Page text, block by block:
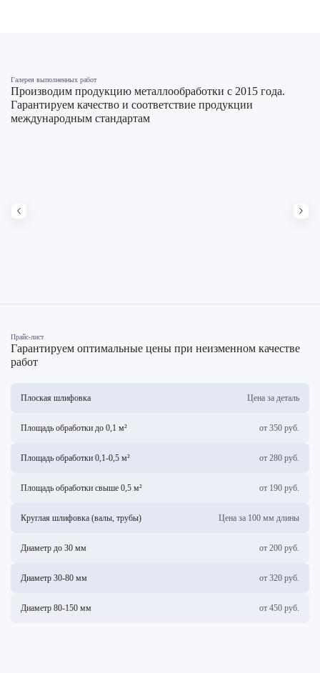
Галерея выполненных работ
Производим продукцию металлообработки с 2015 года.
Гарантируем качество и соответствие продукции
международным стандартам
Прайс-лист
Гарантируем оптимальные цены при неизменном качестве
работ
Плоская шлифовка Цена за деталь
Площадь обработки до 0,1 м² от 350 руб.
Площадь обработки 0,1-0,5 м² от 280 руб.
Площадь обработки свыше 0,5 м² от 190 руб.
Круглая шлифовка (валы, трубы) Цена за 100 мм длины
Диаметр до 30 мм от 200 руб.
Диаметр 30-80 мм от 320 руб.
Диаметр 80-150 мм от 450 руб.